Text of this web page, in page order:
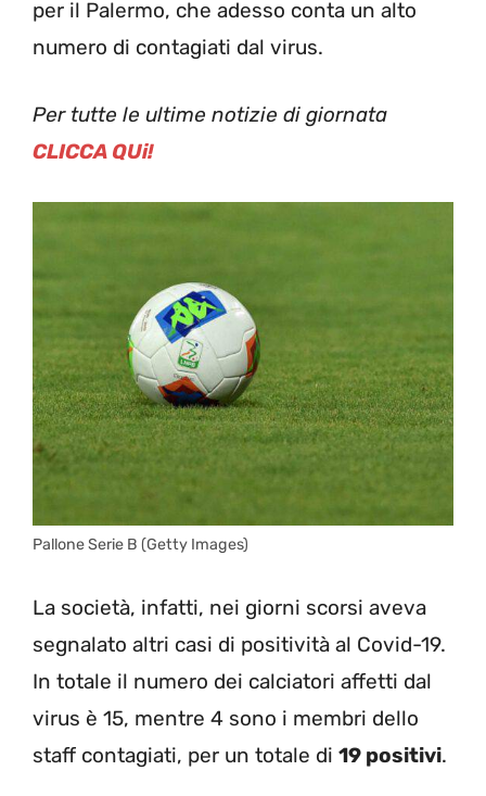
per il Palermo, che adesso conta un alto
numero di contagiati dal virus.
Per tutte le ultime notizie di giornata
CLICCA QUi!
Pallone Serie B (Getty Images)
La società, infatti, nei giorni scorsi aveva
segnalato altri casi di positività al Covid-19.
In totale il numero dei calciatori affetti dal
virus è 15, mentre 4 sono i membri dello
staff contagiati, per un totale di 19 positivi.